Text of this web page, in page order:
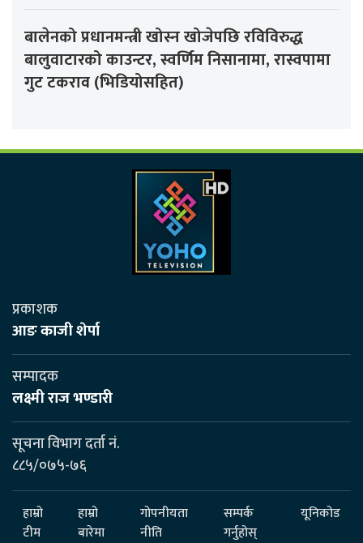
बालेनको प्रधानमन्त्री खोस्न खोजेपछि रविविरुद्ध
बालुवाटारको काउन्टर, स्वर्णिम निसानामा, रास्वपामा
गुट टकराव (भिडियोसहित)
प्रकाशक
आङ काजी शेर्पा
सम्पादक
लक्ष्मी राज भण्डारी
सूचना विभाग दर्ता नं.
८८५/०७५-७६
हाम्रो
टीम
हाम्रो
बारेमा
गोपनीयता
नीति
सम्पर्क
गर्नुहोस्
यूनिकोड